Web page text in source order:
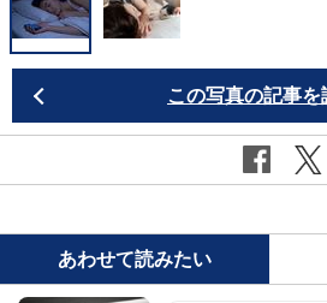
この写真の記事を
あわせて読みたい